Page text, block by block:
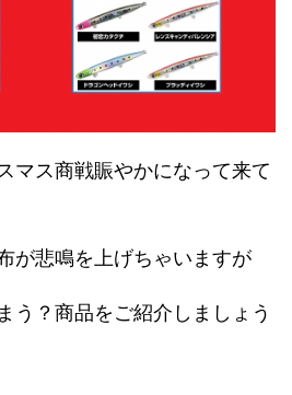
マス商戦賑やかになって来て
が悲鳴を上げちゃいますが
う？商品をご紹介しましょう